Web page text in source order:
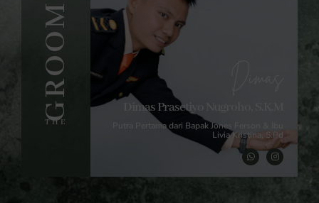
GROOM
THE
Dimas Prasetiyo Nugroho, S.K.M
Putra Pertama dari Bapak Jones Ferson & Ibu
Livia Kristina, S.Pd